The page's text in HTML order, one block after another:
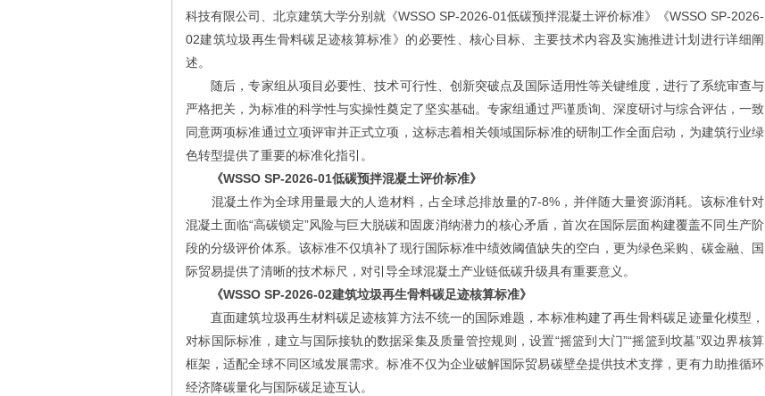
科技有限公司、北京建筑大学分别就《WSSO SP-2026-01低碳预拌混凝土评价标准》《WSSO SP-2026-
02建筑垃圾再生骨料碳足迹核算标准》的必要性、核心目标、主要技术内容及实施推进计划进行详细阐
述。
随后，专家组从项目必要性、技术可行性、创新突破点及国际适用性等关键维度，进行了系统审查与
严格把关，为标准的科学性与实操性奠定了坚实基础。专家组通过严谨质询、深度研讨与综合评估，一致
同意两项标准通过立项评审并正式立项，这标志着相关领域国际标准的研制工作全面启动，为建筑行业绿
色转型提供了重要的标准化指引。
《WSSO SP-2026-01低碳预拌混凝土评价标准》
混凝土作为全球用量最大的人造材料，占全球总排放量的7-8%，并伴随大量资源消耗。该标准针对
混凝土面临“高碳锁定”风险与巨大脱碳和固废消纳潜力的核心矛盾，首次在国际层面构建覆盖不同生产阶
段的分级评价体系。该标准不仅填补了现行国际标准中绩效阈值缺失的空白，更为绿色采购、碳金融、国
际贸易提供了清晰的技术标尺，对引导全球混凝土产业链低碳升级具有重要意义。
《WSSO SP-2026-02建筑垃圾再生骨料碳足迹核算标准》
直面建筑垃圾再生材料碳足迹核算方法不统一的国际难题，本标准构建了再生骨料碳足迹量化模型，
对标国际标准，建立与国际接轨的数据采集及质量管控规则，设置“摇篮到大门”“摇篮到坟墓”双边界核算
框架，适配全球不同区域发展需求。标准不仅为企业破解国际贸易碳壁垒提供技术支撑，更有力助推循环
经济降碳量化与国际碳足迹互认。